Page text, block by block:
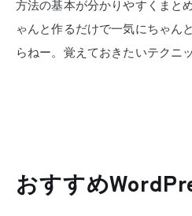
方法の基本が分かりやすくまと
ゃんと作るだけで一気にちゃん
らねー。覚えておきたいテクニ
おすすめ